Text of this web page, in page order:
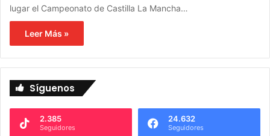
lugar el Campeonato de Castilla La Mancha…
Leer Más »
Síguenos
2.385
Seguidores
24.632
Seguidores